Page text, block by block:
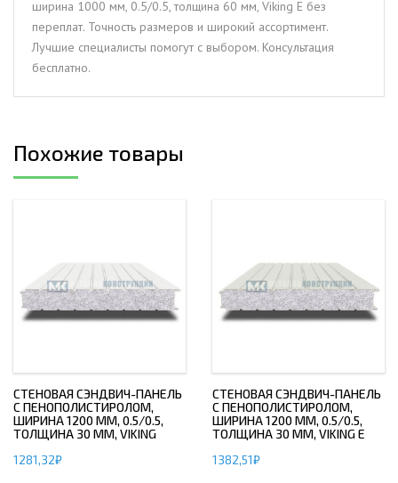
толщина
Viking
E
ширина 1000 мм, 0.5/0.5, толщина 60 мм, Viking E без
переплат. Точность размеров и широкий ассортимент.
Лучшие специалисты помогут с выбором. Консультация
бесплатно.
Похожие товары
СТЕНОВАЯ СЭНДВИЧ-ПАНЕЛЬ
С ПЕНОПОЛИСТИРОЛОМ,
ШИРИНА 1200 ММ, 0.5/0.5,
ТОЛЩИНА 30 ММ, VIKING
1281,32₽
СТЕНОВАЯ СЭНДВИЧ-ПАНЕЛЬ
С ПЕНОПОЛИСТИРОЛОМ,
ШИРИНА 1200 ММ, 0.5/0.5,
ТОЛЩИНА 30 ММ, VIKING E
1382,51₽